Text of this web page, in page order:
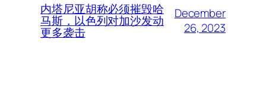
内塔尼亚胡称必须摧毁哈
马斯，以色列对加沙发动
更多袭击
December
26, 2023